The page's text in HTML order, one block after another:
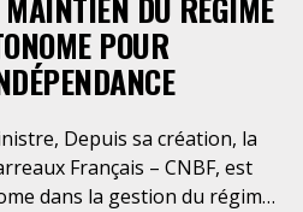
POUR
Depuis sa création, la
Français – CNBF, est
dans la gestion du régime